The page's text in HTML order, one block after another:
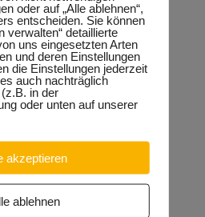
richtige
ist falsches Signal
Land mit in der Verantwortung
für die Europachaussee
oder auf „Alle ablehnen“,
entscheiden. Sie können
verwalten“ detaillierte
uns eingesetzten Arten
und deren Einstellungen
die Einstellungen jederzeit
auch nachträglich
in der
oder unten auf unserer
akzeptieren
ablehnen